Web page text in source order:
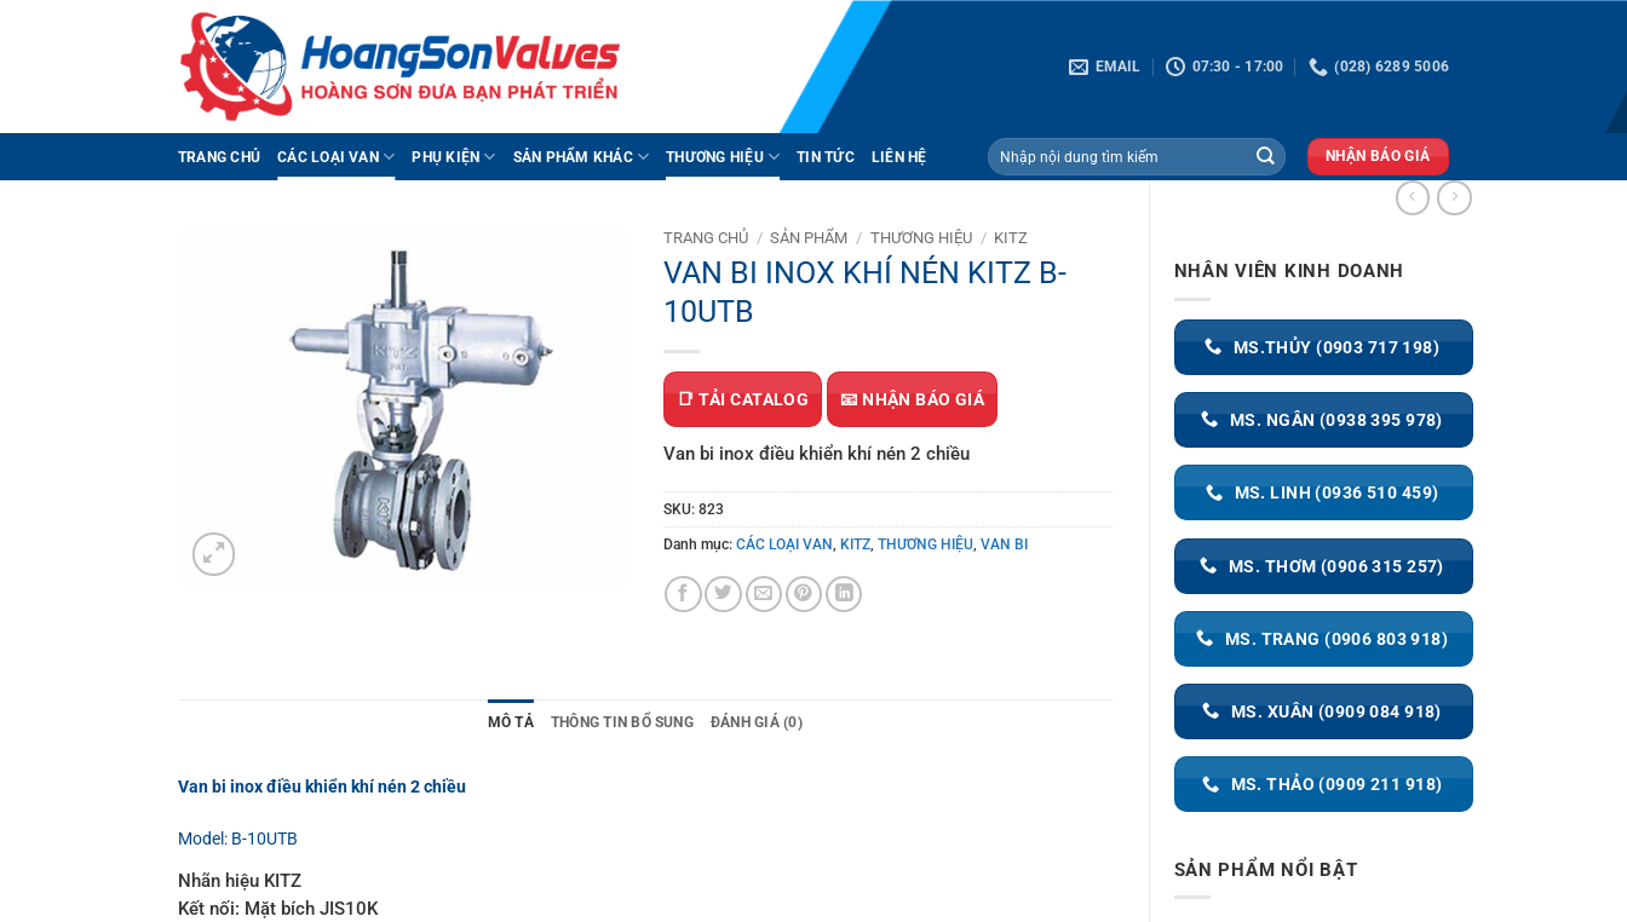
EMAIL 07:30 - 17:00 (028) 6289 5006
TRANG CHỦ CÁC LOẠI VAN PHỤ KIỆN SẢN PHẨM KHÁC THƯƠNG HIỆU TIN TỨC LIÊN HỆ
Tìm
kiếm:
NHẬN BÁO GIÁ
NHÂN VIÊN KINH DOANH
MS.THỦY (0903 717 198)
MS. NGÂN (0938 395 978)
MS. LINH (0936 510 459)
MS. THƠM (0906 315 257)
MS. TRANG (0906 803 918)
MS. XUÂN (0909 084 918)
MS. THẢO (0909 211 918)
SẢN PHẨM NỔI BẬT
TRANG CHỦ / SẢN PHẨM / THƯƠNG HIỆU / KITZ
VAN BI INOX KHÍ NÉN KITZ B-
10UTB
📑 TẢI CATALOG 📧 NHẬN BÁO GIÁ
Van bi inox điều khiển khí nén 2 chiều
SKU: 823
Danh mục: CÁC LOẠI VAN, KITZ, THƯƠNG HIỆU, VAN BI
MÔ TẢ THÔNG TIN BỔ SUNG ĐÁNH GIÁ (0)
Van bi inox điều khiển khí nén 2 chiều
Model: B-10UTB
Nhãn hiệu KITZ
Kết nối: Mặt bích JIS10K